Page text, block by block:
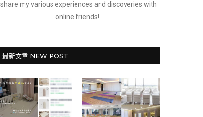
I share my various experiences and discoveries with
online friends!
最新文章 NEW POST